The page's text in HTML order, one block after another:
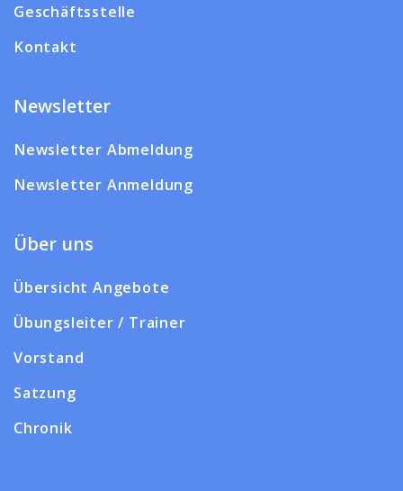
Geschäftsstelle
Kontakt
Newsletter
Newsletter Abmeldung
Newsletter Anmeldung
Über uns
Übersicht Angebote
Übungsleiter / Trainer
Vorstand
Satzung
Chronik